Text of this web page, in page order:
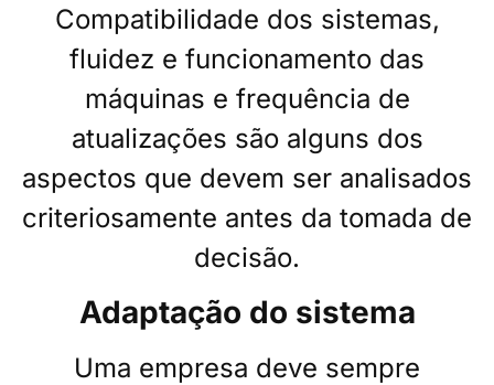
Compatibilidade dos sistemas,
fluidez e funcionamento das
máquinas e frequência de
atualizações são alguns dos
aspectos que devem ser analisados
criteriosamente antes da tomada de
decisão.
Adaptação do sistema
Uma empresa deve sempre